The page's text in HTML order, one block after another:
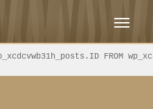
wp_xcdcvwb31h_posts.ID